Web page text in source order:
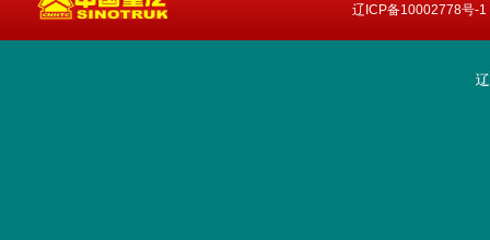
辽ICP备10002778号-1